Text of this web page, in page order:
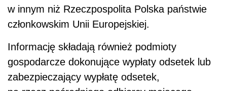
w innym niż Rzeczpospolita Polska państwie
członkowskim Unii Europejskiej.
Informację składają również podmioty
gospodarcze dokonujące wypłaty odsetek lub
zabezpieczający wypłatę odsetek,